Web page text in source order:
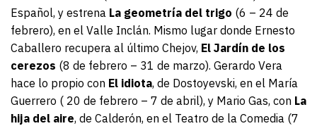
Español, y estrena La geometría del trigo (6 – 24 de
febrero), en el Valle Inclán. Mismo lugar donde Ernesto
Caballero recupera al último Chejov, El Jardín de los
cerezos (8 de febrero – 31 de marzo). Gerardo Vera
hace lo propio con El idiota, de Dostoyevski, en el María
Guerrero ( 20 de febrero – 7 de abril), y Mario Gas, con La
hija del aire, de Calderón, en el Teatro de la Comedia (7